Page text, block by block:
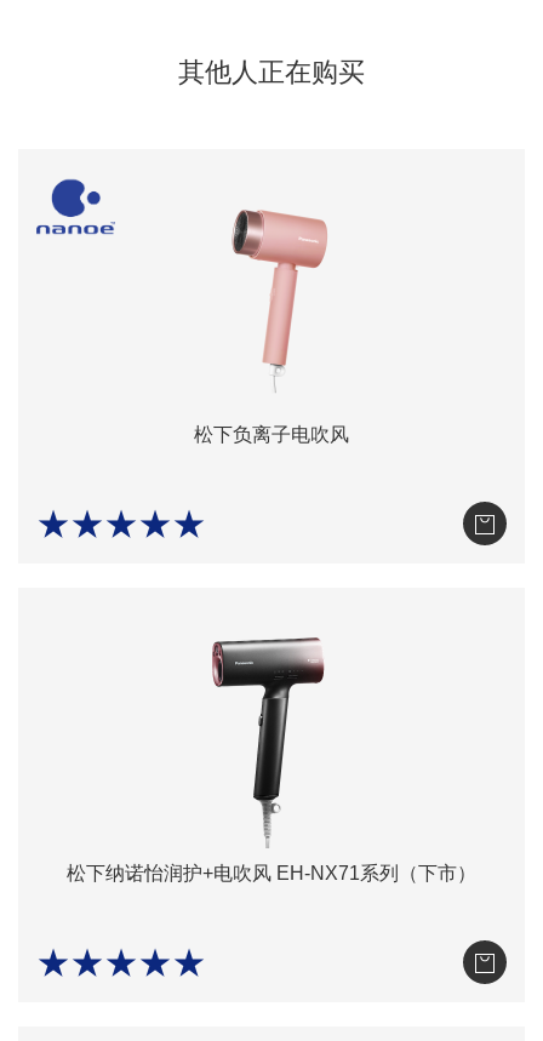
其他人正在购买
松下负离子电吹风
★★★★★
松下纳诺怡润护+电吹风 EH-NX71系列（下市）
★★★★★